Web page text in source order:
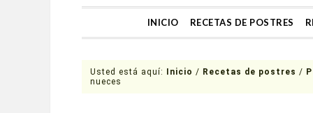
INICIO RECETAS DE POSTRES
Usted está aquí: Inicio / Recetas de postres /
nueces